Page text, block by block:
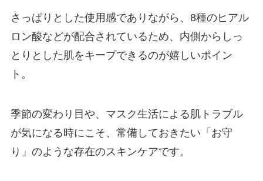
さっぱりとした使用感でありながら、8種のヒアル
ロン酸などが配合されているため、内側からしっ
とりとした肌をキープできるのが嬉しいポイン
ト。
季節の変わり目や、マスク生活による肌トラブル
が気になる時にこそ、常備しておきたい「お守
り」のような存在のスキンケアです。